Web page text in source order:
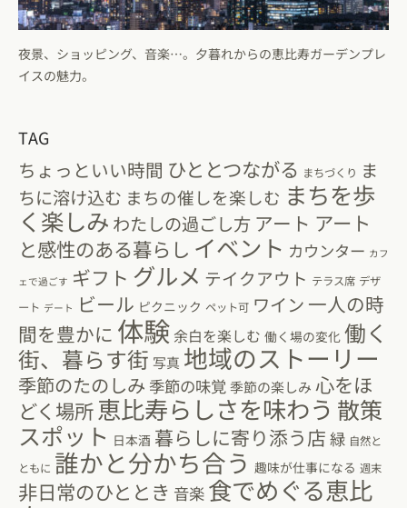
夜景、ショッピング、音楽…。夕暮れからの恵比寿ガーデンプレ
イスの魅力。
TAG
ちょっといい時間 ひととつながる まちづくり ま
ちに溶け込む まちの催しを楽しむ まちを歩
く楽しみ わたしの過ごし方 アート アート
と感性のある暮らし イベント カウンター カフ
ェで過ごす ギフト グルメ テイクアウト テラス席 デザ
ート デート ビール ピクニック ペット可 ワイン 一人の時
間を豊かに 体験 余白を楽しむ 働く場の変化 働く
街、暮らす街 写真 地域のストーリー
季節のたのしみ 季節の味覚季節の楽しみ 心をほ
どく場所恵比寿らしさを味わう 散策
スポット 日本酒 暮らしに寄り添う店 緑 自然と
ともに 誰かと分かち合う 趣味が仕事になる 週末
非日常のひととき 音楽 食でめぐる恵比